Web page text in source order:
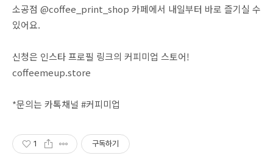
소공점 @coffee_print_shop 카페에서 내일부터 바로 즐기실 수
있어요.
신청은 인스타 프로필 링크의 커피미업 스토어!
coffeemeup.store
*문의는 카톡채널 #커피미업
1 구독하기